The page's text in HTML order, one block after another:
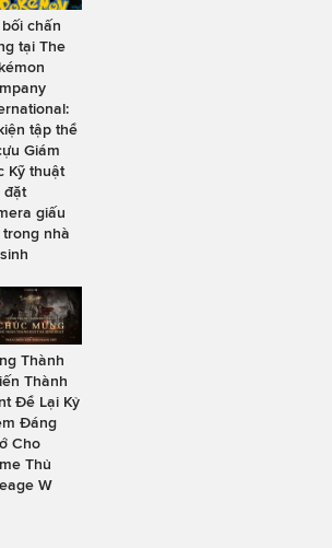
bối chấn
tại The
tập thể
Giám
Kỹ thuật
đặt
giấu
trong nhà
Thành
Thành
Để Lại Kỷ
Đáng
Cho
Thủ
W